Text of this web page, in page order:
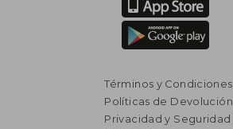
Términos y Condiciones
Políticas de Devolución
Privacidad y Seguridad